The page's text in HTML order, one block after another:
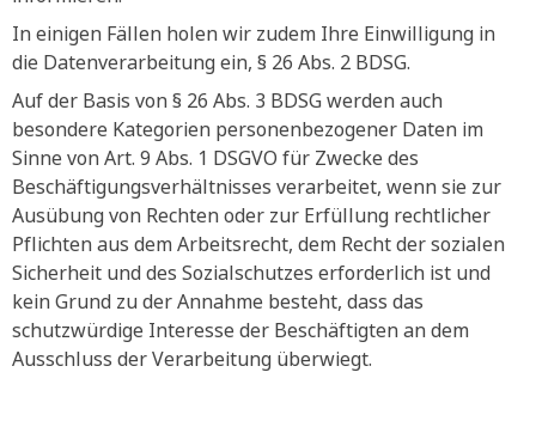
In einigen Fällen holen wir zudem Ihre Einwilligung in
die Datenverarbeitung ein, § 26 Abs. 2 BDSG.
Auf der Basis von § 26 Abs. 3 BDSG werden auch
besondere Kategorien personenbezogener Daten im
Sinne von Art. 9 Abs. 1 DSGVO für Zwecke des
Beschäftigungsverhältnisses verarbeitet, wenn sie zur
Ausübung von Rechten oder zur Erfüllung rechtlicher
Pflichten aus dem Arbeitsrecht, dem Recht der sozialen
Sicherheit und des Sozialschutzes erforderlich ist und
kein Grund zu der Annahme besteht, dass das
schutzwürdige Interesse der Beschäftigten an dem
Ausschluss der Verarbeitung überwiegt.